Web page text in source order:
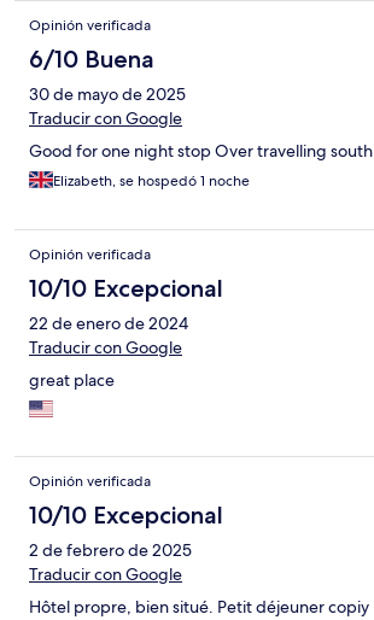
Opinión verificada
6/10 Buena
30 de mayo de 2025
Traducir con Google
Good for one night stop Over travelling south
Elizabeth, se hospedó 1 noche
Opinión verificada
10/10 Excepcional
22 de enero de 2024
Traducir con Google
great place
Opinión verificada
10/10 Excepcional
2 de febrero de 2025
Traducir con Google
Hôtel propre, bien situé. Petit déjeuner copiy